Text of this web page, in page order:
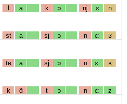
l a k ɔ nj ɛ n
st a sj ɔ n ɛː ʁ
tʁ a sj ɔ n ɛː ʁ
k ɑ̃ t ɔ n ɛː z